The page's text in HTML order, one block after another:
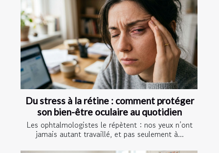
Du stress à la rétine : comment protéger
son bien-être oculaire au quotidien
Les ophtalmologistes le répètent : nos yeux n’ont
jamais autant travaillé, et pas seulement à...